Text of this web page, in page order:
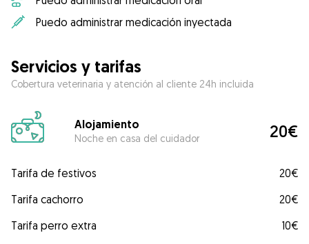
Puedo administrar medicación inyectada
Servicios y tarifas
Cobertura veterinaria y atención al cliente 24h incluida
Alojamiento
Noche en casa del cuidador 20€
Tarifa de festivos
20€
Tarifa cachorro
20€
Tarifa perro extra
10€